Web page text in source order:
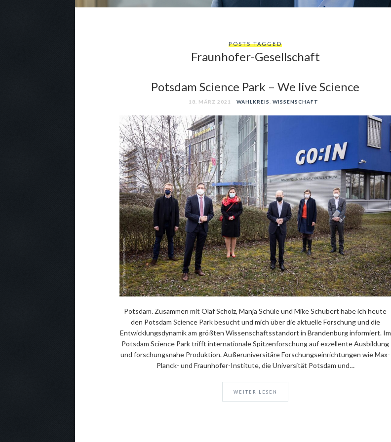
POSTS TAGGED
Fraunhofer-Gesellschaft
Potsdam Science Park – We live Science
18. MÄRZ 2021 WAHLKREIS WISSENSCHAFT
Potsdam. Zusammen mit Olaf Scholz, Manja Schüle und Mike Schubert habe ich heute
den Potsdam Science Park besucht und mich über die aktuelle Forschung und die
Entwicklungsdynamik am größten Wissenschaftsstandort in Brandenburg informiert. Im
Potsdam Science Park trifft internationale Spitzenforschung auf exzellente Ausbildung
und forschungsnahe Produktion. Außeruniversitäre Forschungseinrichtungen wie Max-
Planck- und Fraunhofer-Institute, die Universität Potsdam und…
WEITER LESEN